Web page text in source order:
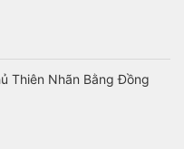
Thiên Nhãn Bằng Đồng